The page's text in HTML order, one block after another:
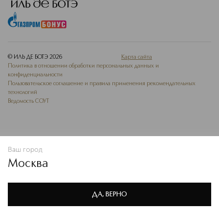
Политике конфиденциальности
В КОРЗИНУ
© ИЛЬ ДЕ БОТЭ 2026
Карта сайта
Политика в отношении обработки персональных данных и
конфиденциальности
Пользовательское соглашение и правила применения рекомендательных
технологий
Ведомость СОУТ
Ваш город
Москва
ДА, ВЕРНО